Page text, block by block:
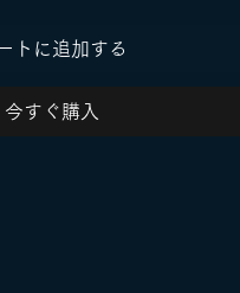
トに追加する
今すぐ購入